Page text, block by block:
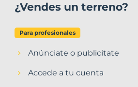
¿Vendes un terreno?
Para profesionales
Anúnciate o publicitate
Accede a tu cuenta